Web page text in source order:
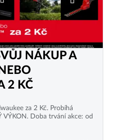
NÁKUP A
2 KČ
za 2 Kč. Probíhá
VÝKON. Doba trvání akce: od